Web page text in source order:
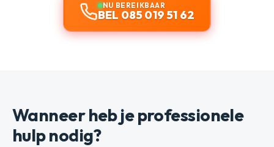
NU BEREIKBAAR
BEL 085 019 51 62
Wanneer heb je professionele
hulp nodig?